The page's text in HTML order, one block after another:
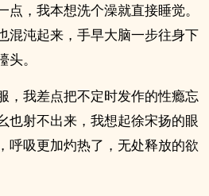
点，我本想洗个澡就直接睡觉。
混沌起来，手早大脑一步往身下
。
，我差点把不定时发作的性瘾忘
也射不出来，我想起徐宋扬的眼
呼吸更加灼热了，无处释放的欲